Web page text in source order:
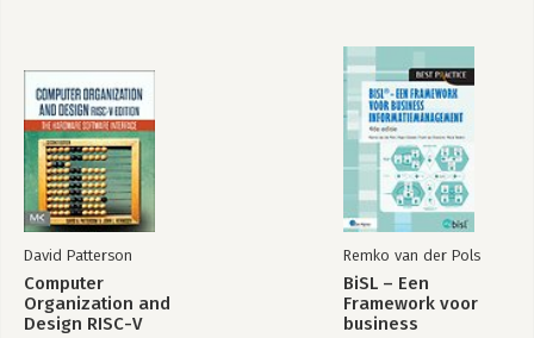
David Patterson
Computer
Organization and
Design RISC-V
Remko van der Pols
BiSL – Een
Framework voor
business